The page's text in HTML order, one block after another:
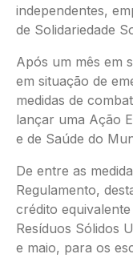
independentes,
de Solidariedade
Após um mês em
em situação de
medidas de
lançar uma Ação
e de Saúde do
De entre as
Regulamento,
crédito
Resíduos Sólidos
e maio, para os